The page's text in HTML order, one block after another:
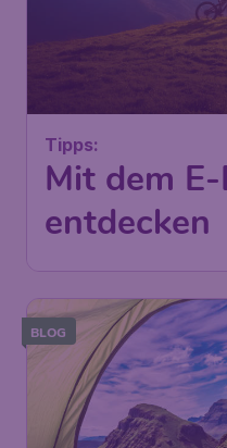
Tipps:
Mit dem
entdecken
BLOG